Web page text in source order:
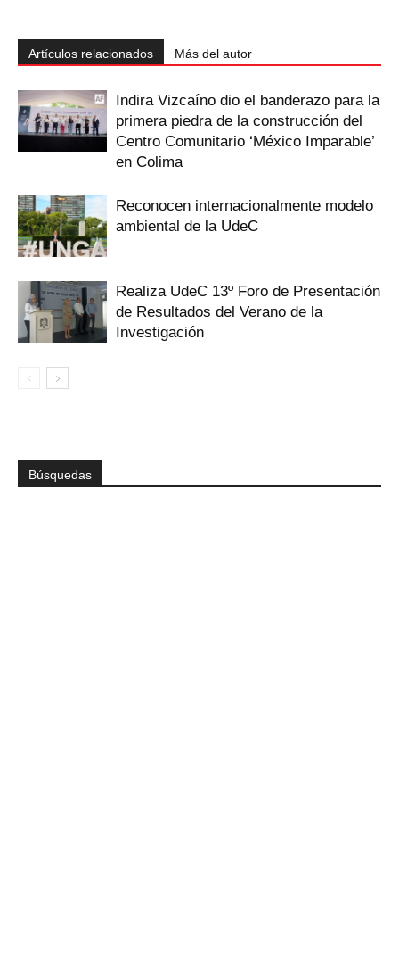
Artículos relacionados Más del autor
Indira Vizcaíno dio el banderazo para la
primera piedra de la construcción del
Centro Comunitario ‘México Imparable’
en Colima
Reconocen internacionalmente modelo
ambiental de la UdeC
Realiza UdeC 13º Foro de Presentación
de Resultados del Verano de la
Investigación
Búsquedas